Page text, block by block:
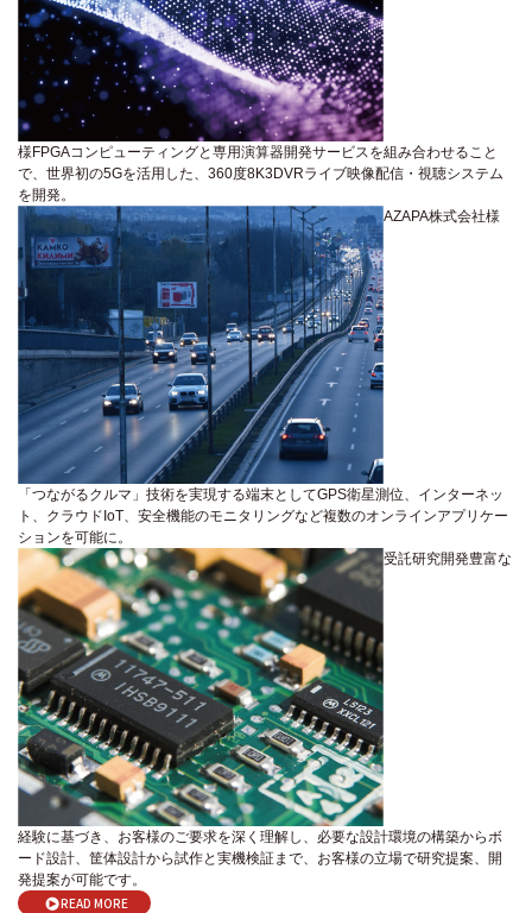
様FPGAコンピューティングと専用演算器開発サービスを組み合わせること
で、世界初の5Gを活用した、360度8K3DVRライブ映像配信・視聴システム
を開発。
AZAPA株式会社様
「つながるクルマ」技術を実現する端末としてGPS衛星測位、インターネッ
ト、クラウドIoT、安全機能のモニタリングなど複数のオンラインアプリケー
ションを可能に。
受託研究開発豊富な
経験に基づき、お客様のご要求を深く理解し、必要な設計環境の構築からボ
ード設計、筐体設計から試作と実機検証まで、お客様の立場で研究提案、開
発提案が可能です。
READ MORE